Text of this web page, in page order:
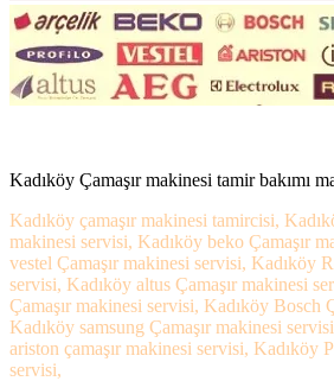
Kadıköy Çamaşır makinesi tamir bakımı
Kadıköy çamaşır makinesi tamircisi,
makinesi servisi, Kadıköy beko Çamaşır
vestel Çamaşır makinesi servisi, Kadıköy
servisi, Kadıköy altus Çamaşır makinesi
Çamaşır makinesi servisi, Kadıköy Bosch
Kadıköy samsung Çamaşır makinesi
ariston çamaşır makinesi servisi, Kadıköy
servisi,